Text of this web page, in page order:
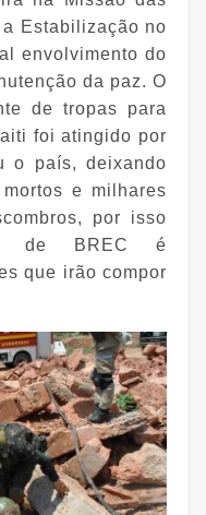
Estabilização no
envolvimento do
da paz. O
de tropas para
foi atingido por
o país, deixando
e milhares
por isso
de BREC é
que irão compor